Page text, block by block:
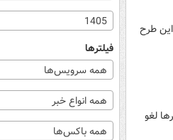
طرح
لغو
1405
فیلترها
همه سرویس‌ها
همه انواع خبر
همه باکس‌ها